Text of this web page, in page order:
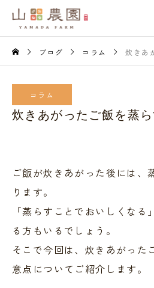
ブログ コラム 炊きあ
コラム
炊きあがったご飯を蒸
ご飯が炊きあがった後には、
ります。
「蒸らすことでおいしくなる
る方もいるでしょう。
そこで今回は、炊きあがった
意点についてご紹介します。